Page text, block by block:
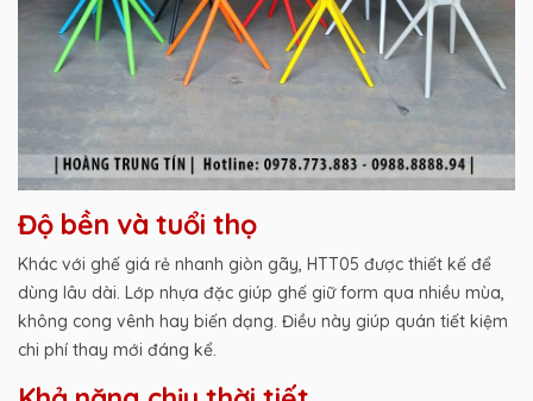
Độ bền và tuổi thọ
Khác với ghế giá rẻ nhanh giòn gãy, HTT05 được thiết kế để
dùng lâu dài. Lớp nhựa đặc giúp ghế giữ form qua nhiều mùa,
không cong vênh hay biến dạng. Điều này giúp quán tiết kiệm
chi phí thay mới đáng kể.